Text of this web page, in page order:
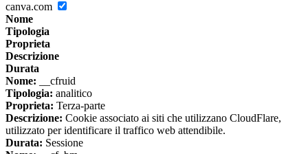
canva.com
Nome
Tipologia
Proprieta
Descrizione
Durata
Nome: __cfruid
Tipologia: analitico
Proprieta: Terza-parte
Descrizione: Cookie associato ai siti che utilizzano CloudFlare,
utilizzato per identificare il traffico web attendibile.
Durata: Sessione